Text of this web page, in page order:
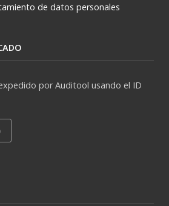
de datos personales
por Auditool usando el ID